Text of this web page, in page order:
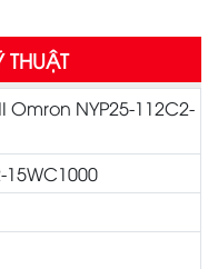
Omron NYP25-112C2-
15WC1000